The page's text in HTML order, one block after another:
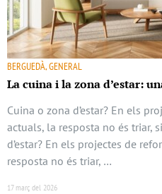
BERGUEDÀ, GENERAL
La cuina i la zona d’estar:
Cuina o zona d’estar? En els
actuals, la resposta no és triar,
d’estar? En els projectes de
resposta no és triar, …
17 març del 2026